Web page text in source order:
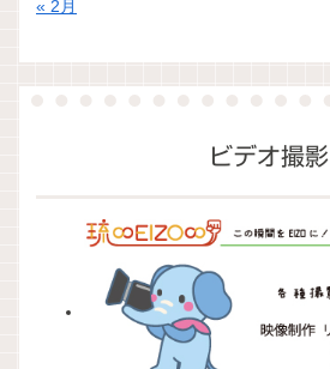
« 2月
ビデオ撮影